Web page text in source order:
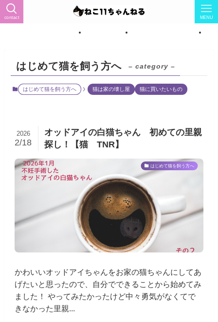
contact MENU
ール（猫怖い→猫LOVEに） トップページ ねこ紹介★女の子7匹★
はじめて猫を飼う方へ – category –
はじめて猫を飼う方へ 猫は家の壊し屋 猫に買いたいもの
オッドアイの白猫ちゃん 初めての里親
探し！【猫 TNR】
2026
2/18
はじめて猫を飼う方へ
かわいいオッドアイちゃんをお家の猫ちゃんにしてあ
げたいと思ったので、自分でできることから始めてみ
ました！ やってみたかったけど中々勇気がなくてで
きなかった里親...